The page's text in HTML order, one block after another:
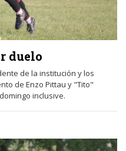
duelo
de la institución y los
de Enzo Pittau y "Tito"
inclusive.